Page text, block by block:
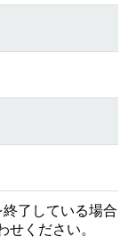
了している場合
ください。